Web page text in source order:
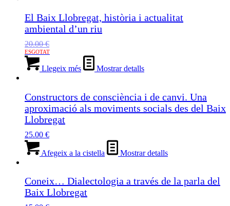
El Baix Llobregat, història i actualitat
ambiental d’un riu
20.00€
Llegeix més Mostrar detalls
Constructors de consciència i de canvi. Una
aproximació als moviments socials des del Baix
Llobregat
25.00 €
Afegeix a la cistella Mostrar detalls
Coneix… Dialectologia a través de la parla del
Baix Llobregat